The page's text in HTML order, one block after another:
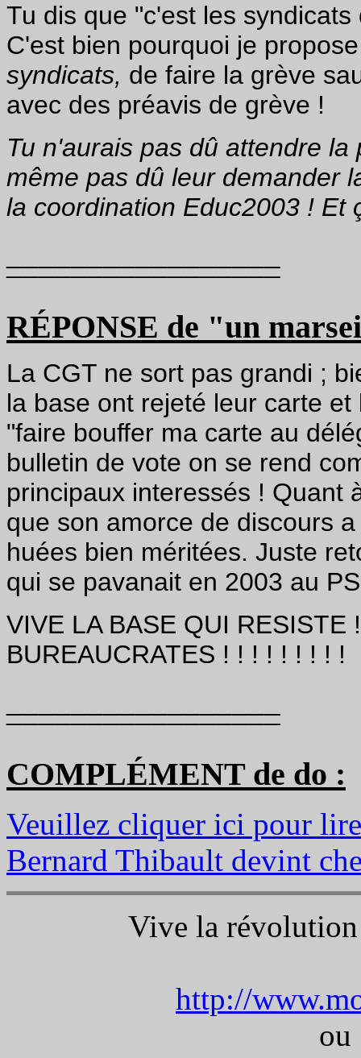
Tu dis que "c'est les
C'est bien pourquoi je
syndicats, de faire la grève
avec des préavis de grève !
Tu n'aurais pas dû attendre
même pas dû leur demander
la coordination Educ2003 ! Et
¯¯¯¯¯¯¯¯¯¯¯¯¯¯¯¯¯
RÉPONSE de "un
La CGT ne sort pas grandi ;
la base ont rejeté leur carte
"faire bouffer ma carte au
bulletin de vote on se rend
principaux interessés ! Quant
que son amorce de discours
huées bien méritées. Juste
qui se pavanait en 2003 au
VIVE LA BASE QUI RESISTE
BUREAUCRATES ! ! ! ! ! ! ! ! !
¯¯¯¯¯¯¯¯¯¯¯¯¯¯¯¯¯
COMPLÉMENT de do :
Veuillez cliquer ici pour
Bernard Thibault devint
Vive la
http://
ou